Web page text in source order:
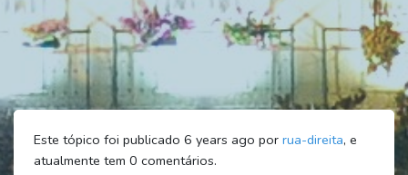
Este tópico foi publicado 6 years ago por rua-direita, e
atualmente tem 0 comentários.